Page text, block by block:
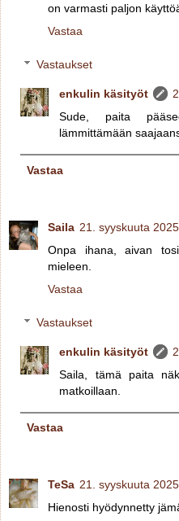
on varmasti paljon
Vastaa
Vastaukset
enkulin käsityöt
Sude, paita
lämmittämään
Vastaa
Saila 21. syyskuuta
Onpa ihana, aivan
mieleen.
Vastaa
Vastaukset
enkulin käsityöt
Saila, tämä paita
matkoillaan.
Vastaa
TeSa 21. syyskuuta
Hienosti hyödynnetty